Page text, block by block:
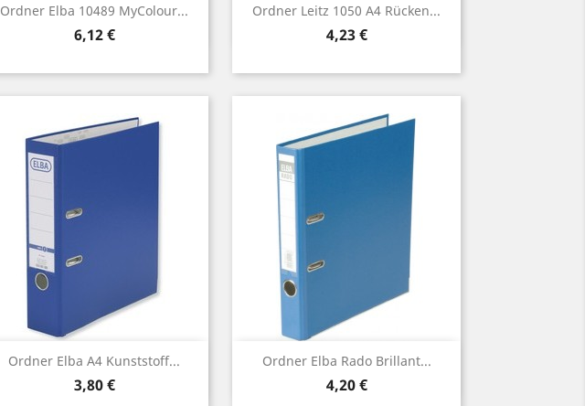
Ordner Elba 10489 MyColour...
Preis
6,12 €
Vorschau Ordner Leitz 1050 A4 Rücken...
Preis
4,23 €
Vorschau
Ordner Elba A4 Kunststoff...
Preis
3,80 €
Vorschau Ordner Elba Rado Brillant...
Preis
4,20 €
Vorschau